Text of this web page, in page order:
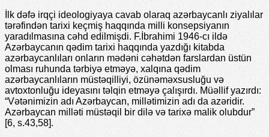
İlk dəfə irqçi ideologiyaya cavab olaraq azərbaycanlı ziyalılar
tərəfindən tarixi keçmiş haqqında milli konsepsiyanın
yaradılmasına cəhd edilmişdi. F.İbrahimi 1946-cı ildə
Azərbaycanın qədim tarixi haqqında yazdığı kitabda
azərbaycanlıları onların mədəni cəhətdən farslardan üstün
olması ruhunda tərbiyə etməyə, xalqına qədim
azərbaycanlıların müstəqilliyi, özünəməxsusluğu və
avtoxtonluğu ideyasını təlqin etməyə çalışırdı. Müəllif yazırdı:
“Vətənimizin adı Azərbaycan, millətimizin adı da azəridir.
Azərbaycan milləti müstəqil bir dilə və tarixə malik olubdur”
[6, s.43,58].